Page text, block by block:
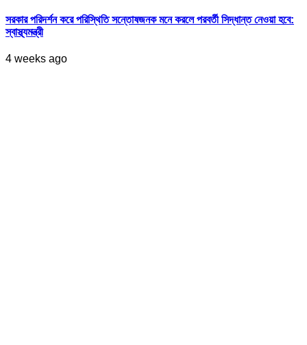
সরকার পরিদর্শন করে পরিস্থিতি সন্তোষজনক মনে করলে পরবর্তী সিদ্ধান্ত নেওয়া হবে:
স্বাস্থ্যমন্ত্রী
4 weeks ago